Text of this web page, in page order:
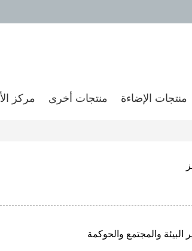
منتجات الإضاءة منتجات أخرى مركز